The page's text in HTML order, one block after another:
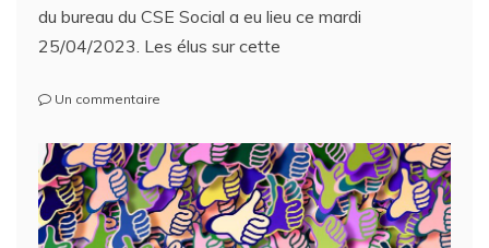
du bureau du CSE Social a eu lieu ce mardi
25/04/2023. Les élus sur cette
Un commentaire
jeux
sont
faits
!